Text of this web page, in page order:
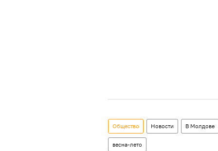
Общество Новости В Молдове
весна-лето